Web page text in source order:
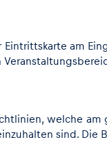
am
welche am
sind.